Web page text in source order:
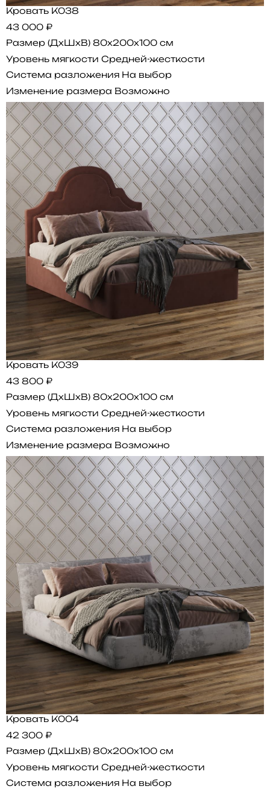
Кровать K038
43 000 ₽
Размер (ДхШхВ) 80x200x100 см
Уровень мягкости Средней-жесткости
Система разложения На выбор
Изменение размера Возможно
Кровать K039
43 800 ₽
Размер (ДхШхВ) 80x200x100 см
Уровень мягкости Средней-жесткости
Система разложения На выбор
Изменение размера Возможно
Кровать K004
42 300 ₽
Размер (ДхШхВ) 80x200x100 см
Уровень мягкости Средней-жесткости
Система разложения На выбор